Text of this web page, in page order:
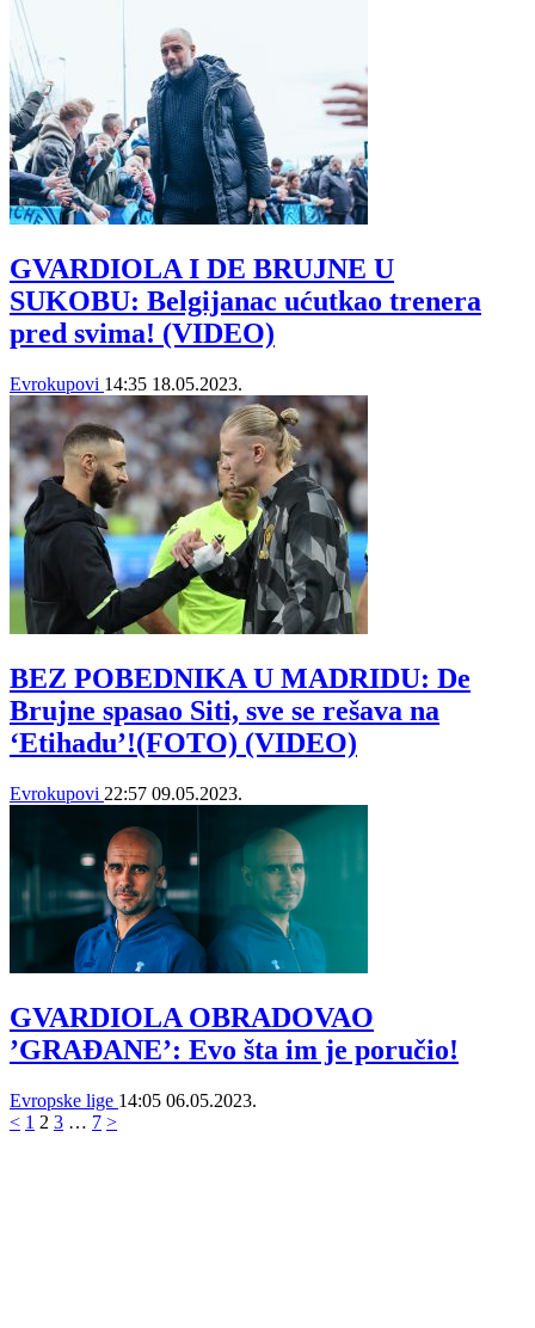
GVARDIOLA I DE BRUJNE U
SUKOBU: Belgijanac ućutkao trenera
pred svima! (VIDEO)
Evrokupovi 14:35 18.05.2023.
BEZ POBEDNIKA U MADRIDU: De
Brujne spasao Siti, sve se rešava na
‘Etihadu’!(FOTO) (VIDEO)
Evrokupovi 22:57 09.05.2023.
GVARDIOLA OBRADOVAO
’GRAĐANE’: Evo šta im je poručio!
Evropske lige 14:05 06.05.2023.
< 1 2 3 … 7 >